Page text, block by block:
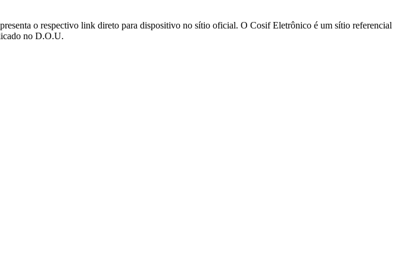
o respectivo link direto para dispositivo no sítio oficial. O Cosif Eletrônico é um sítio referencial
no D.O.U.